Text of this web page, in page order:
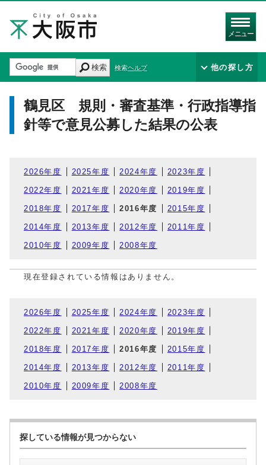
メニュー
検索 検索ヘルプ 他の探し方
鶴見区 規則・審査基準・行政指導指
針等で意見公募した結果の公表
2026年度 2025年度 2024年度 2023年度
2022年度 2021年度 2020年度 2019年度
2018年度 2017年度 2016年度 2015年度
2014年度 2013年度 2012年度 2011年度
2010年度 2009年度 2008年度
現在登録されている情報はありません。
2026年度 2025年度 2024年度 2023年度
2022年度 2021年度 2020年度 2019年度
2018年度 2017年度 2016年度 2015年度
2014年度 2013年度 2012年度 2011年度
2010年度 2009年度 2008年度
探している情報が見つからない